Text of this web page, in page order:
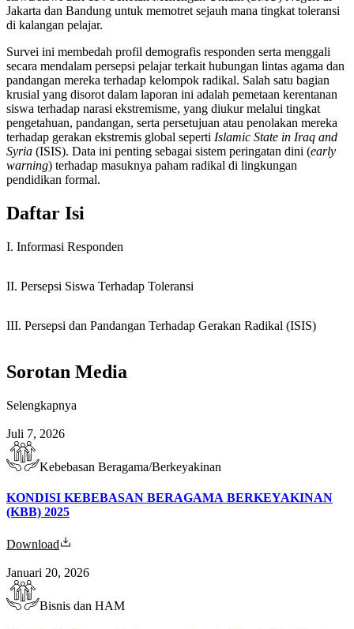
Jakarta dan Bandung untuk memotret sejauh mana tingkat toleransi
di kalangan pelajar.
Survei ini membedah profil demografis responden serta menggali
secara mendalam persepsi pelajar terkait hubungan lintas agama dan
pandangan mereka terhadap kelompok radikal. Salah satu bagian
krusial yang disorot dalam laporan ini adalah pemetaan kerentanan
siswa terhadap narasi ekstremisme, yang diukur melalui tingkat
pengetahuan, pandangan, serta persetujuan atau penolakan mereka
terhadap gerakan ekstremis global seperti Islamic State in Iraq and
Syria (ISIS). Data ini penting sebagai sistem peringatan dini (early
warning) terhadap masuknya paham radikal di lingkungan
pendidikan formal.
Daftar Isi
I. Informasi Responden
II. Persepsi Siswa Terhadap Toleransi
III. Persepsi dan Pandangan Terhadap Gerakan Radikal (ISIS)
Sorotan Media
Selengkapnya
Juli 7, 2026
Kebebasan Beragama/Berkeyakinan
KONDISI KEBEBASAN BERAGAMA BERKEYAKINAN
(KBB) 2025
Download
Januari 20, 2026
Bisnis dan HAM